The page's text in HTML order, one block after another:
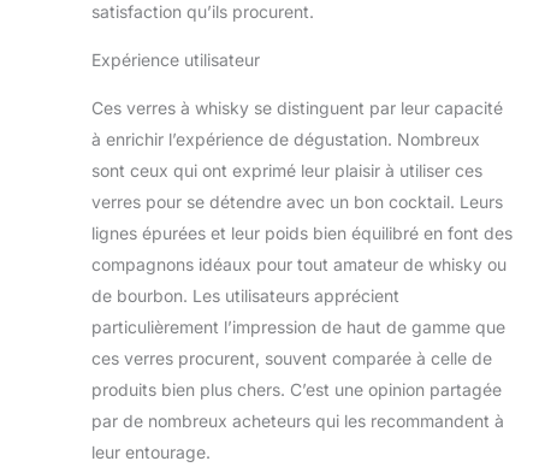
satisfaction qu’ils procurent.
Expérience utilisateur
Ces verres à whisky se distinguent par leur capacité
à enrichir l’expérience de dégustation. Nombreux
sont ceux qui ont exprimé leur plaisir à utiliser ces
verres pour se détendre avec un bon cocktail. Leurs
lignes épurées et leur poids bien équilibré en font des
compagnons idéaux pour tout amateur de whisky ou
de bourbon. Les utilisateurs apprécient
particulièrement l’impression de haut de gamme que
ces verres procurent, souvent comparée à celle de
produits bien plus chers. C’est une opinion partagée
par de nombreux acheteurs qui les recommandent à
leur entourage.